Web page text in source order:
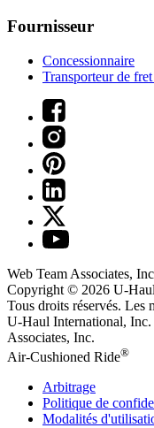
Fournisseur
Concessionnaire
Transporteur de
Web Team Associates,
Copyright © 2026 U-Haul
Tous droits réservés. Les
U-Haul International, Inc.
Associates, Inc.
Air-Cushioned Ride®
Arbitrage
Politique de
Modalités